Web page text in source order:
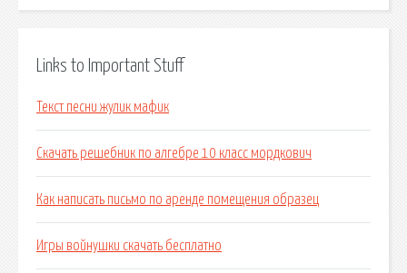
Links to Important Stuff
Текст песни жулик мафик
Скачать решебник по алгебре 10 класс мордкович
Как написать письмо по аренде помещения образец
Игры войнушки скачать бесплатно